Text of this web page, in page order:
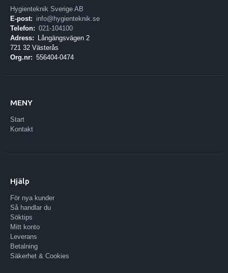
Hygienteknik Sverige AB
E-post: info@hygienteknik.se
Telefon: 021-104100
Adress:
Långängsvägen 2
721 32 Västerås
Org.nr: 556404-0474
MENY
Start
Kontakt
Hjälp
För nya kunder
Så handlar du
Söktips
Mitt konto
Leverans
Betalning
Säkerhet & Cookies